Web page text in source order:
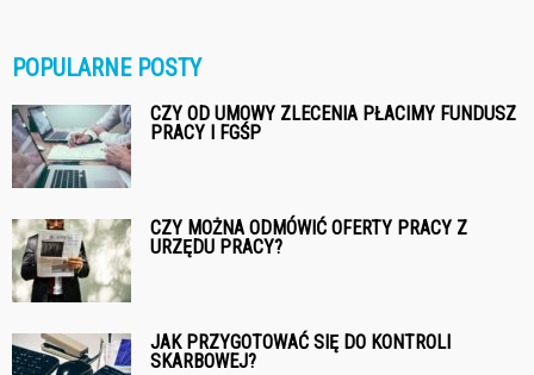
POPULARNE POSTY
CZY OD UMOWY ZLECENIA PŁACIMY FUNDUSZ
PRACY I FGŚP
CZY MOŻNA ODMÓWIĆ OFERTY PRACY Z
URZĘDU PRACY?
JAK PRZYGOTOWAĆ SIĘ DO KONTROLI
SKARBOWEJ?